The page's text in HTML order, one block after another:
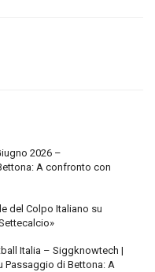
2026 –
A confronto con
del Colpo Italiano su
Italia – Siggknowtech |
Passaggio di Bettona: A